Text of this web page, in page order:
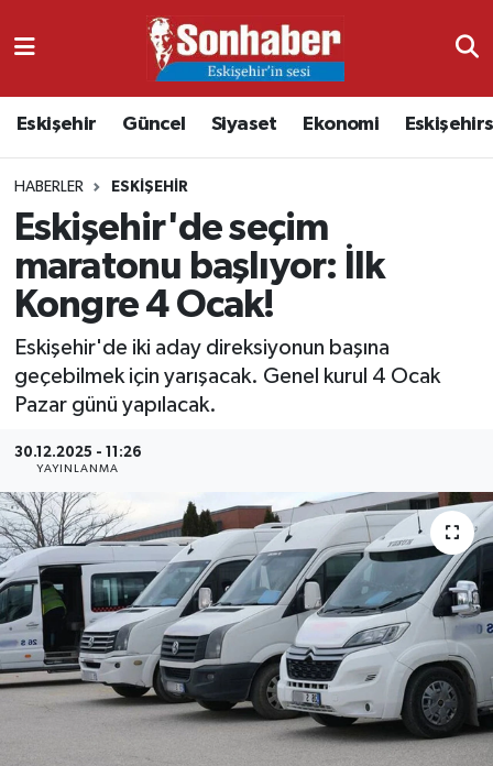
Eskişehir Güncel Siyaset Ekonomi
HABERLER ESKIŞEHIR
Eskişehir'de seçim
maratonu başlıyor: İlk
Kongre 4 Ocak!
Eskişehir'de iki aday direksiyonun başına
geçebilmek için yarışacak. Genel kurul 4 Ocak
Pazar günü yapılacak.
30.12.2025 - 11:26
YAYINLANMA
Ekonomi
Güncel
Kültür & Sanat
Magazin
Resmi İlanlar
Sağlık
Siyaset
Spor
Nöbetçi Eczaneler
Namaz Vakitleri
Trafik Durumu
Süper Lig Puan Durumu ve Fikstür
Tüm Manşetler
Son Dakika Haberleri
Haber Arşivi